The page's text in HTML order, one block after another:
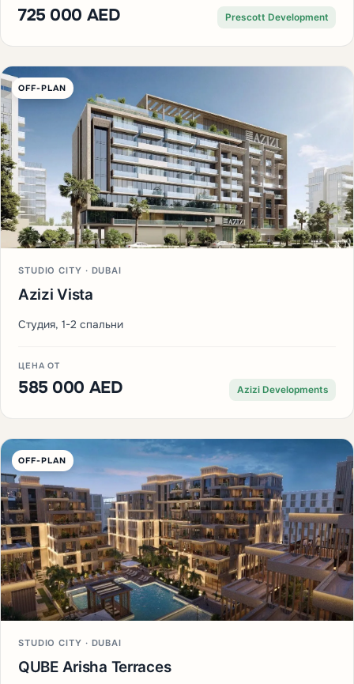
725 000 AED Prescott Development
OFF-PLAN
STUDIO CITY · DUBAI
Azizi Vista
Студия, 1-2 спальни
ЦЕНА ОТ
585 000 AED Azizi Developments
OFF-PLAN
STUDIO CITY · DUBAI
QUBE Arisha Terraces